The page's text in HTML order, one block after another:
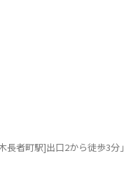
長者町駅]出口2から徒歩3分」